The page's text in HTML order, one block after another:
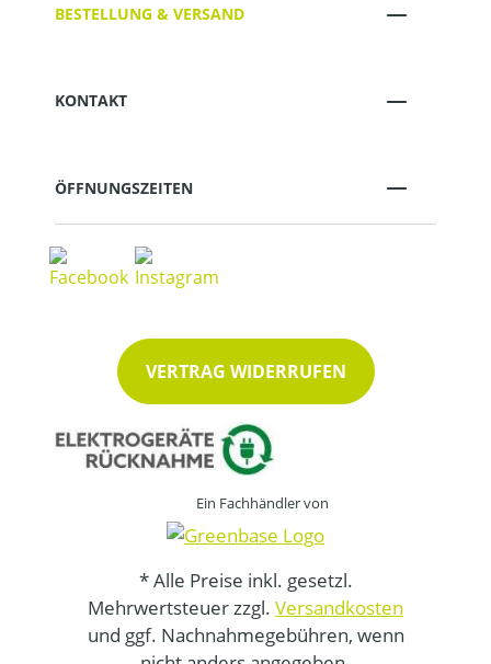
BESTELLUNG & VERSAND
KONTAKT
ÖFFNUNGSZEITEN
VERTRAG WIDERRUFEN
Ein Fachhändler von
* Alle Preise inkl. gesetzl.
Mehrwertsteuer zzgl. Versandkosten
und ggf. Nachnahmegebühren, wenn